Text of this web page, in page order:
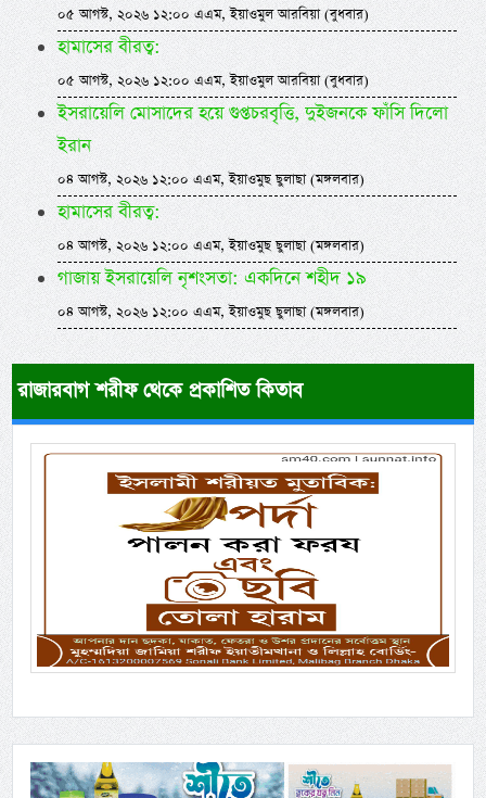
০৫ আগস্ট, ২০২৬ ১২:০০ এএম, ইয়াওমুল আরবিয়া (বুধবার)
হামাসের বীরত্ব:
০৫ আগস্ট, ২০২৬ ১২:০০ এএম, ইয়াওমুল আরবিয়া (বুধবার)
ইসরায়েলি মোসাদের হয়ে গুপ্তচরবৃত্তি, দুইজনকে ফাঁসি দিলো
ইরান
০৪ আগস্ট, ২০২৬ ১২:০০ এএম, ইয়াওমুছ ছুলাছা (মঙ্গলবার)
হামাসের বীরত্ব:
০৪ আগস্ট, ২০২৬ ১২:০০ এএম, ইয়াওমুছ ছুলাছা (মঙ্গলবার)
গাজায় ইসরায়েলি নৃশংসতা: একদিনে শহীদ ১৯
০৪ আগস্ট, ২০২৬ ১২:০০ এএম, ইয়াওমুছ ছুলাছা (মঙ্গলবার)
রাজারবাগ শরীফ থেকে প্রকাশিত কিতাব